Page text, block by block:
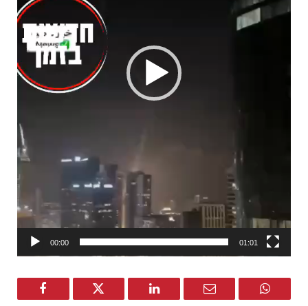
00:00 01:01
Facebook Twitter LinkedIn Email